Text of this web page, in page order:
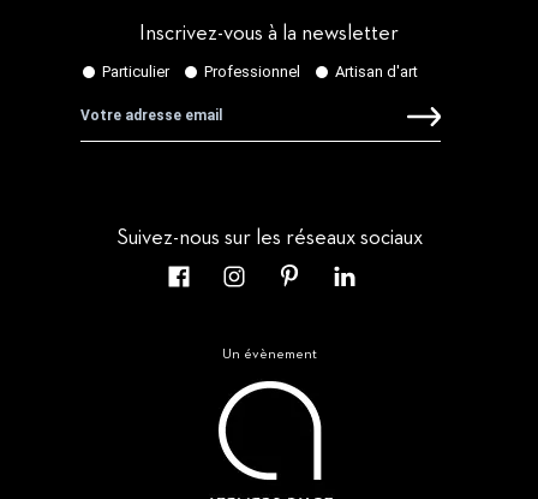
Inscrivez-vous à la newsletter
Suivez-nous sur les réseaux sociaux
Un évènement